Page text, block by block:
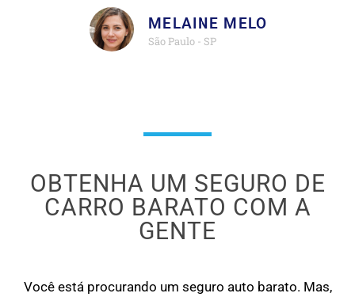
MELAINE MELO
São Paulo - SP
OBTENHA UM SEGURO DE
CARRO BARATO COM A
GENTE
Você está procurando um seguro auto barato. Mas,